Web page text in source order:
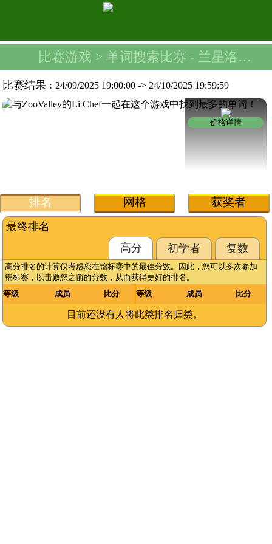
比赛游戏 > 单词搜索比赛 - 兰星洛女士腰包
比赛结果 :24/09/2025 19:00:00 -> 24/10/2025 19:59:59
价格详情
排名 网格 获奖者
最终排名
高分
初学者 复数
高分排名的计算仅考虑您在锦标赛中的最佳分数。因此，您可以多次参加
锦标赛，以击败您之前的分数，从而获得更好的排名。
等级
成员 比分 等级 成员 比分
目前还没有人将此类排名归类。